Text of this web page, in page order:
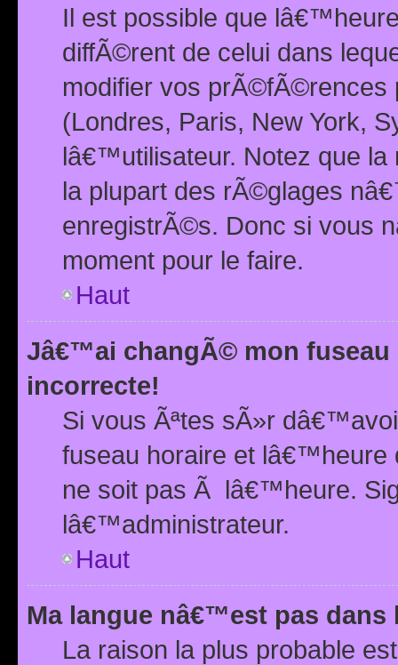
Il est possible que
diffÃ©rent de celui dans
modifier vos prÃ©fÃ©rences
(Londres, Paris, New York,
lâ€™utilisateur. Notez que la
la plupart des rÃ©glages
enregistrÃ©s. Donc si vous
moment pour le faire.
Haut
Jâ€™ai changÃ© mon
incorrecte!
Si vous Ãªtes sÃ»r
fuseau horaire et
ne soit pas Ã lâ€™heure.
lâ€™administrateur.
Haut
Ma langue nâ€™est pas dans
La raison la plus probable